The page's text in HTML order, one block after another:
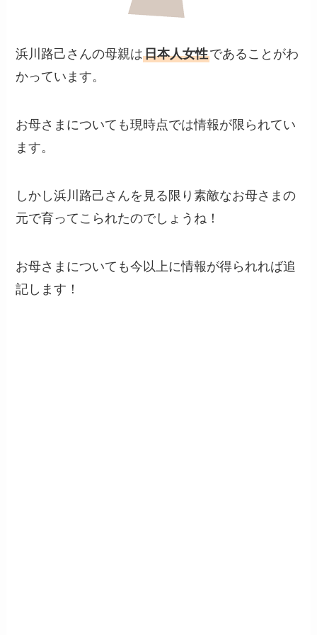
浜川路己さんの母親は日本人女性であることがわ
かっています。
お母さまについても現時点では情報が限られてい
ます。
しかし浜川路己さんを見る限り素敵なお母さまの
元で育ってこられたのでしょうね！
お母さまについても今以上に情報が得られれば追
記します！